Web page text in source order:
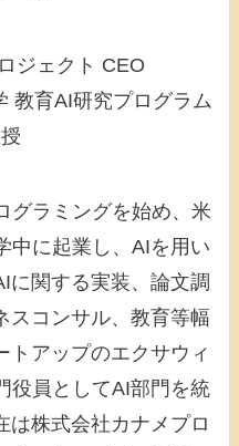
ジェクト CEO
教育AI研究プログラム
グラミングを始め、米
中に起業し、AIを用い
に関する実装、論文調
スコンサル、教育等幅
トアップのエクサウィ
役員としてAI部門を統
は株式会社カナメプロ